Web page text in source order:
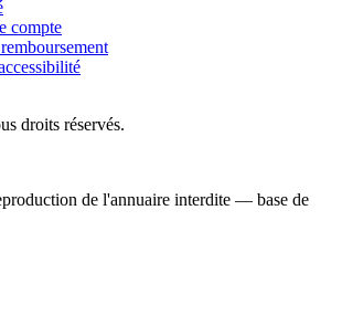
compte
droits réservés.
de l'annuaire interdite — base de